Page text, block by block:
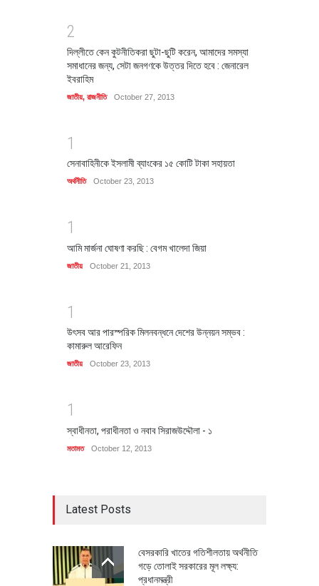
2
দিল্লীতে কেন কুটনীতিকরা ছুটা-ছুটি করেন, আমাদের সমস্যা
সমাধানের জন্য, সেটা জনগণকে উত্তর দিতে হবে : জেনারেল
ইবরাহিম
জাতীয়, রাজনীতি October 27, 2013
1
সেনাবাহিনীকে ইসলামী ব্যাংকের ১৫ কোটি টাকা সহায়তা
অর্থনীতি October 23, 2013
1
আমি মার্জনা ঘোষণা করছি : বেগম খালেদা জিয়া
জাতীয় October 21, 2013
1
উৎসব আর পারস্পরিক মিলনবন্ধনে দেশের উন্নয়ন সম্ভব :
কামারুল আরেফিন
জাতীয় October 23, 2013
1
স্বাধীনতা, পরাধীনতা ও নবাব সিরাজউদ্দৌলা - ১
মতামত October 12, 2013
Latest Posts
বেসরকারি খাতের গতিশীলতায় অর্থনীতি
গড়ে তোলাই সরকারের মূল লক্ষ্য:
প্রধানমন্ত্রী